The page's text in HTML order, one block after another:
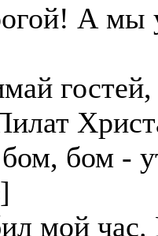
А мы
бом -
мой